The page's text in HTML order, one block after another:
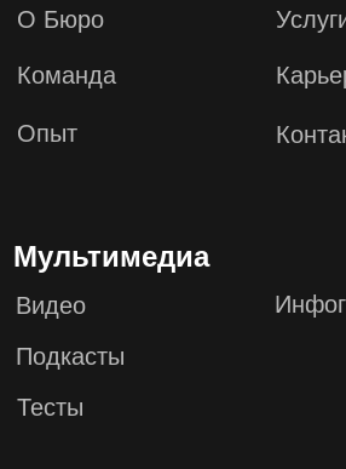
Контакты
Бюро в СМИ
13, офис 1347
+7 (495) 649-82-44
info@zabeyda.ru
WhatsApp ↗